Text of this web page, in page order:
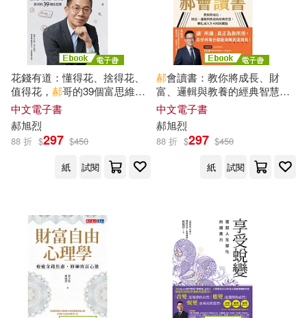
花錢有道：懂得花、捨得花、
值得花， 郝哥的39個富思維
【電子書獨家收錄
讀】 (電子書)
中文電子書
郝旭烈
88 折 $297 $450
紙
試閱
郝會讀書：教你將成長、財
富、邏輯與教養的經典智慧，
轉化成人生可用的觀點 (電子
書)
中文電子書
郝旭烈
88 折 $297 $450
紙
試閱